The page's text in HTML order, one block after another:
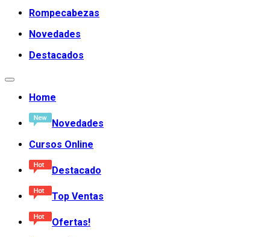
Rompecabezas
Novedades
Destacados
Home
Novedades
Cursos Online
Destacado
Top Ventas
Ofertas!